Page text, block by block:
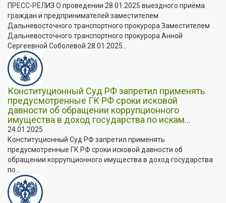
ПРЕСС-РЕЛИЗ О проведении 28.01.2025 выездного приёма
граждан и предпринимателей заместителем
Дальневосточного транспортного прокурора Заместителем
Дальневосточного транспортного прокурора Анной
Сергеевной Соболевой 28.01.2025...
Конституционный Суд РФ запретил применять
предусмотренные ГК РФ сроки исковой
давности об обращении коррупционного
имущества в доход государства по искам...
24.01.2025
Конституционный Суд РФ запретил применять
предусмотренные ГК РФ сроки исковой давности об
обращении коррупционного имущества в доход государства
по...